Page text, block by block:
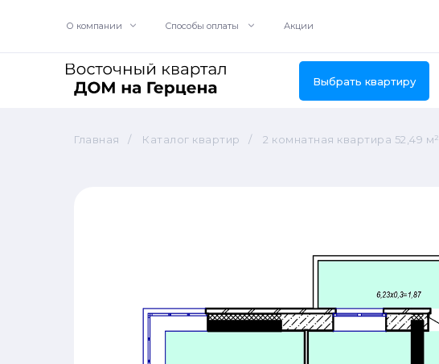
Акции
О компании Cпособы оплаты
Выбрать квартиру
Главная / Каталог квартир / 2 комнатная квартира 52,49 м²